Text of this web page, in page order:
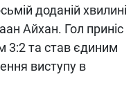
доданій хвилині
Айхан. Гол приніс
3:2 та став єдиним
виступу в